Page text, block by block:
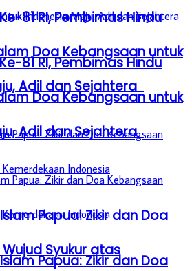
81 RI, Pembimas Hindu
Doa Kebangsaan untuk
Adil dan Sejahtera
Papua: Zikir dan Doa
Syukur atas
81 RI, Pembimas Hindu
Doa Kebangsaan untuk
Adil dan Sejahtera
Papua: Zikir dan Doa